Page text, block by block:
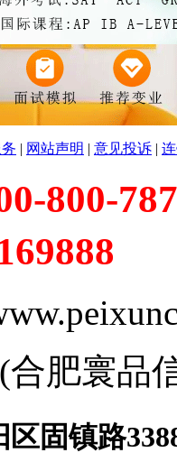
| 网站声明 | 意见投诉 |
800-
肥寰品
固镇路